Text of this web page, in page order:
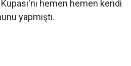
hemen hemen kendi
yapmıştı.